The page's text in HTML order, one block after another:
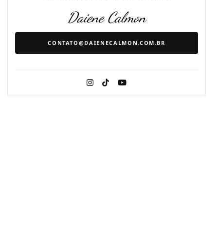
Daiene Calmon
CONTATO@DAIENECALMON.COM.BR